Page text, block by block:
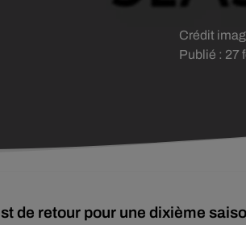
Publié : 27
Crédit
de retour pour une dixième